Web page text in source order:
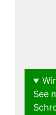
See